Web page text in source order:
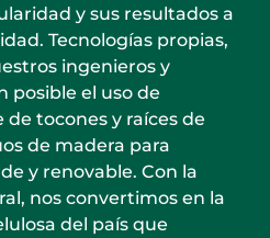
y sus resultados a
Tecnologías propias,
ingenieros y
posible el uso de
tocones y raíces de
de madera para
y renovable. Con la
nos convertimos en la
del país que